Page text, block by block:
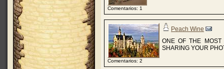
Comentarios: 1
Comentarios: 2
Peach Wine
ONE OF THE MOST
SHARING YOUR